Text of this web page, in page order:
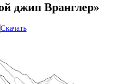
джип Вранглер»
Скачать